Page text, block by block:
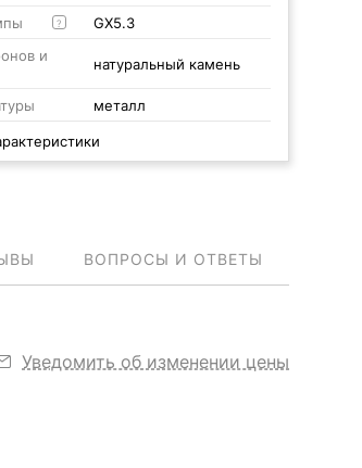
?
GX5.3
и
натуральный камень
металл
ВОПРОСЫ И ОТВЕТЫ
Уведомить об изменении цены